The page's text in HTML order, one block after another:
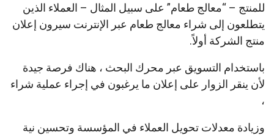
للمنتج – “معالج طعام” على سبيل المثال – العملاء الذين
يتطلعون إلى شراء معالج طعام عبر الإنترنت سيرون إعلان
منتج الشركة أولاً.
باستخدام التسويق عبر محرك البحث ، هناك فرصة جيدة
لأن ينقر الزوار على إعلان ما يرغبون في إجراء عملية شراء
،
وزيادة معدلات تحويل العملاء في المؤسسة وتحسين نية